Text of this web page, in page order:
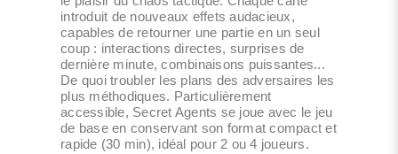
introduit de nouveaux effets audacieux,
capables de retourner une partie en un seul
coup : interactions directes, surprises de
dernière minute, combinaisons puissantes...
De quoi troubler les plans des adversaires les
plus méthodiques. Particulièrement
accessible, Secret Agents se joue avec le jeu
de base en conservant son format compact et
rapide (30 min), idéal pour 2 ou 4 joueurs.